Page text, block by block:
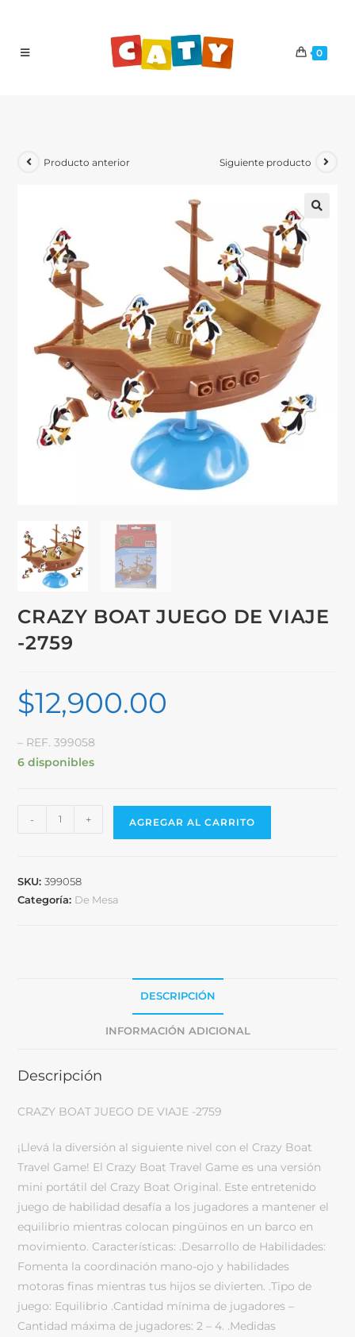
0
Producto anterior Siguiente producto
CRAZY BOAT JUEGO DE VIAJE
-2759
$12,900.00
– REF. 399058
6 disponibles
- + AGREGAR AL CARRITO
SKU:399058
Categoría: De Mesa
DESCRIPCIÓN
INFORMACIÓN ADICIONAL
Descripción
CRAZY BOAT JUEGO DE VIAJE -2759
¡Llevá la diversión al siguiente nivel con el Crazy Boat
Travel Game! El Crazy Boat Travel Game es una versión
mini portátil del Crazy Boat Original. Este entretenido
juego de habilidad desafía a los jugadores a mantener el
equilibrio mientras colocan pingüinos en un barco en
movimiento. Características: .Desarrollo de Habilidades:
Fomenta la coordinación mano-ojo y habilidades
motoras finas mientras tus hijos se divierten. .Tipo de
juego: Equilibrio .Cantidad mínima de jugadores –
Cantidad máxima de jugadores: 2 – 4. .Medidas